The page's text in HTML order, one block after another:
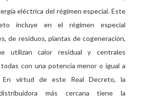
eléctrica del régimen especial. Este
incluye en el régimen especial
de residuos, plantas de cogeneración,
utilizan calor residual y centrales
todas con una potencia menor o igual a
En virtud de este Real Decreto, la
más cercana tiene la